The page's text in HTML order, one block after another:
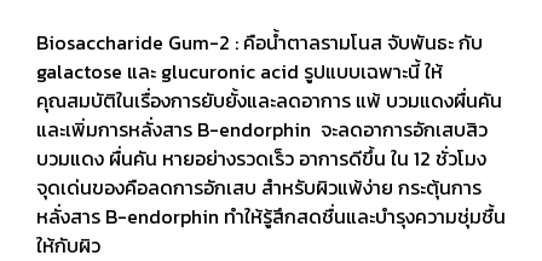
Biosaccharide Gum-2 : คือน้ำตาลรามโนส จับพันธะ กับ
galactose และ glucuronic acid รูปแบบเฉพาะนี้ ให้
คุณสมบัติในเรื่องการยับยั้งและลดอาการ แพ้ บวมแดงผื่นคัน
และเพิ่มการหลั่งสาร B-endorphin จะลดอาการอักเสบสิว
บวมแดง ผื่นคัน หายอย่างรวดเร็ว อาการดีขึ้น ใน 12 ชั่วโมง
จุดเด่นของคือลดการอักเสบ สำหรับผิวแพ้ง่าย กระตุ้นการ
หลั่งสาร B-endorphin ทำให้รู้สึกสดชื่นและบำรุงความชุ่มชื้น
ให้กับผิว